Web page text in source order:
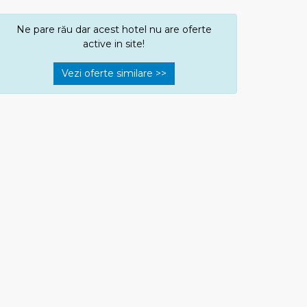
Ne pare rău dar acest hotel nu are oferte
active in site!
Vezi oferte similare >>